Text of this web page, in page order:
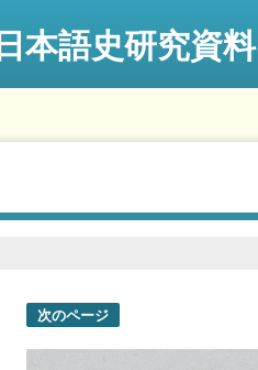
本語史研究資料
次のページ